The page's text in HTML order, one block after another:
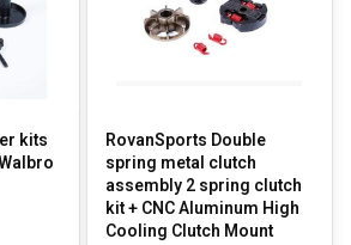
kits
RovanSports Double
spring metal clutch
assembly 2 spring clutch
kit + CNC Aluminum High
Cooling Clutch Mount